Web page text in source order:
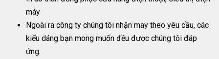
máy
Ngoài ra công ty chúng tôi nhận may theo yêu cầu, các
kiểu dáng bạn mong muốn đều được chúng tôi đáp
ứng.